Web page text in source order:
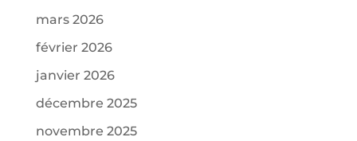
mars 2026
février 2026
janvier 2026
décembre 2025
novembre 2025